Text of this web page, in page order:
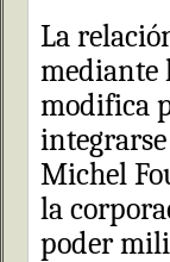
La
mediante
modifica
Michel
la
poder